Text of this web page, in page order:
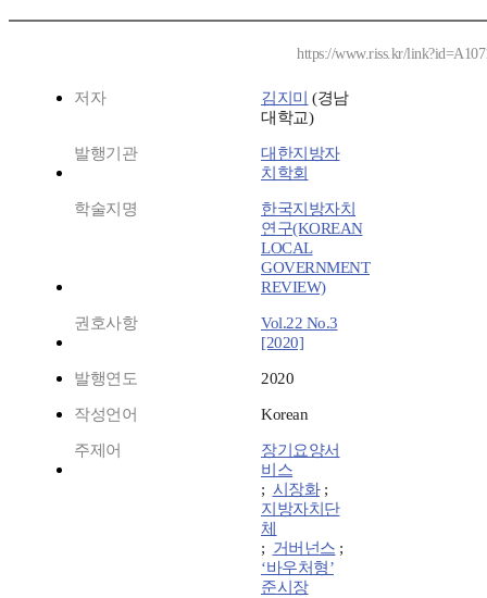
https://www.riss.kr/
저자 김지미
(경남
대학교)
발행기관
대한지방자
치학회
학술지명
한국지방자치
연구(KOREAN
LOCAL
GOVERNMENT
REVIEW)
권호사항
Vol.22 No.3
[2020]
발행연도 2020
작성언어 Korean
주제어
장기요양서
비스
; 시장화;
지방자치단
체
; 거버넌스 ;
‘바우처형’
준시장